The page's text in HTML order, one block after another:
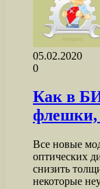
05.02.2020
0
Как в
флешки,
Все новые
оптических
снизить
некоторые